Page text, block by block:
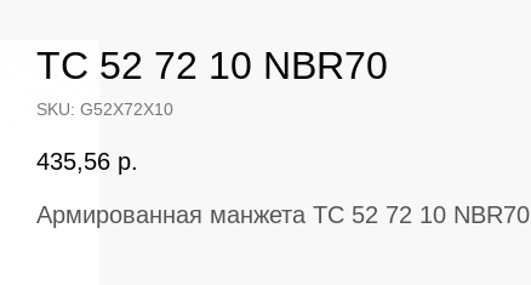
TC 52 72 10 NBR70
SKU: G52X72X10
435,56 р.
Армированная манжета TC 52 72 10 NBR70